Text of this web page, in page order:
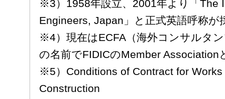
※3）1958年設立、2001年より「The
Engineers, Japan」と正式英語呼称が
※4）現在はECFA（海外コンサルタ
の名前でFIDICのMember Association
※5）Conditions of Contract for
Construction